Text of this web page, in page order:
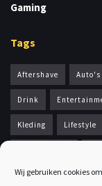
Wij gebruiken cookies
Gaming
Tags
Aftershave Auto's
Drink
Kleding Lifestyle
Sport Style